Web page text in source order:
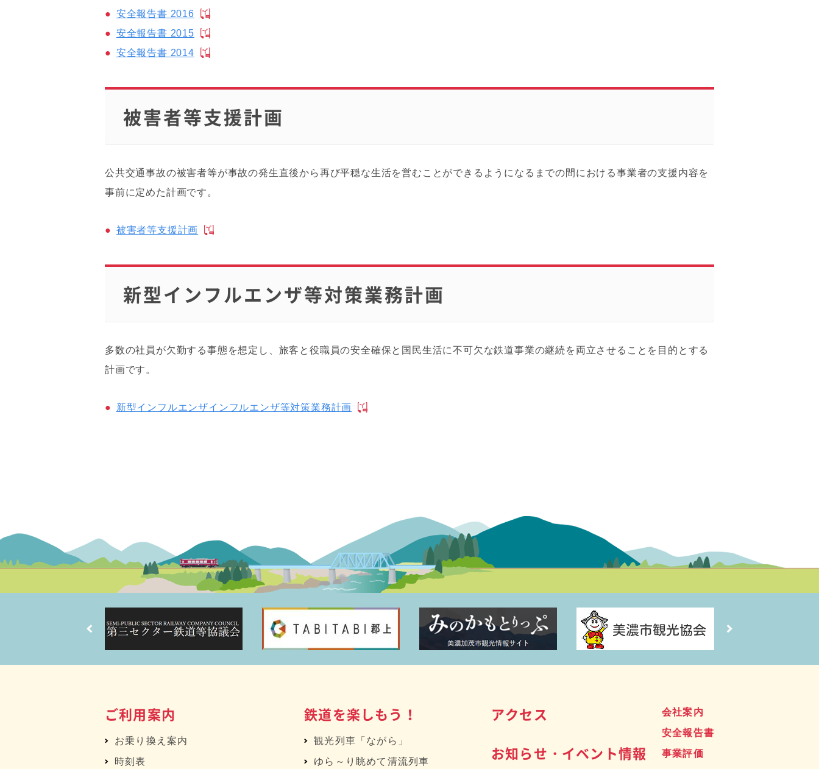
安全報告書 2016
安全報告書 2015
安全報告書 2014
被害者等支援計画
公共交通事故の被害者等が事故の発生直後から再び平穏な生活を営むことができるようになるまでの間における事業者の支援内容を
事前に定めた計画です。
被害者等支援計画
新型インフルエンザ等対策業務計画
多数の社員が欠勤する事態を想定し、旅客と役職員の安全確保と国民生活に不可欠な鉄道事業の継続を両立させることを目的とする
計画です。
新型インフルエンザインフルエンザ等対策業務計画
ご利用案内
お乗り換え案内
時刻表
鉄道を楽しもう！
観光列車「ながら」
ゆら～り眺めて清流列車
アクセス
お知らせ・イベント情報
会社案内
安全報告書
事業評価